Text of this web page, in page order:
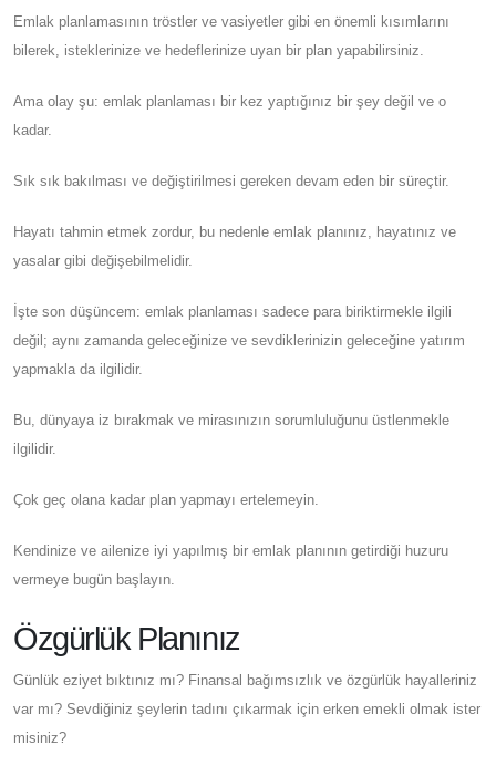
Emlak planlamasının tröstler ve vasiyetler gibi en önemli kısımlarını
bilerek, isteklerinize ve hedeflerinize uyan bir plan yapabilirsiniz.
Ama olay şu: emlak planlaması bir kez yaptığınız bir şey değil ve o
kadar.
Sık sık bakılması ve değiştirilmesi gereken devam eden bir süreçtir.
Hayatı tahmin etmek zordur, bu nedenle emlak planınız, hayatınız ve
yasalar gibi değişebilmelidir.
İşte son düşüncem: emlak planlaması sadece para biriktirmekle ilgili
değil; aynı zamanda geleceğinize ve sevdiklerinizin geleceğine yatırım
yapmakla da ilgilidir.
Bu, dünyaya iz bırakmak ve mirasınızın sorumluluğunu üstlenmekle
ilgilidir.
Çok geç olana kadar plan yapmayı ertelemeyin.
Kendinize ve ailenize iyi yapılmış bir emlak planının getirdiği huzuru
vermeye bugün başlayın.
Özgürlük Planınız
Günlük eziyet bıktınız mı? Finansal bağımsızlık ve özgürlük hayalleriniz
var mı? Sevdiğiniz şeylerin tadını çıkarmak için erken emekli olmak ister
misiniz?